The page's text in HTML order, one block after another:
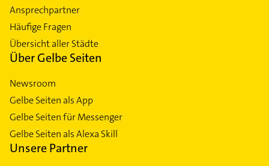
Ansprechpartner
Häufige Fragen
Übersicht aller Städte
Über Gelbe Seiten
Newsroom
Gelbe Seiten als App
Gelbe Seiten für Messenger
Gelbe Seiten als Alexa Skill
Unsere Partner